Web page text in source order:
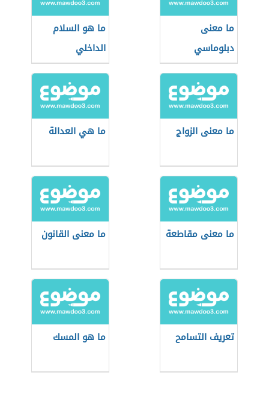
ما معنى
دبلوماسي
ما هو السلام
الداخلي
ما معنى الزواج ما هي العدالة
ما معنى مقاطعة ما معنى القانون
تعريف التسامح ما هو المسك